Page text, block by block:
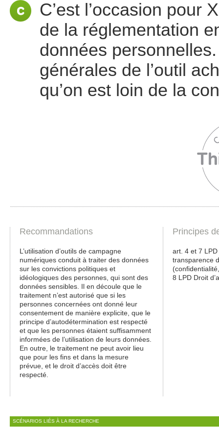
C’est l’occasion pour
de la réglementation
données
générales de l’outil
qu’on est loin de la
Recommandations
L’utilisation d’outils de campagne
numériques conduit à traiter des données
sur les convictions politiques et
idéologiques des personnes, qui sont des
données sensibles. Il en découle que le
traitement n’est autorisé que si les
personnes concernées ont donné leur
consentement de manière explicite, que le
principe d’autodétermination est respecté
et que les personnes étaient suffisamment
informées de l’utilisation de leurs données.
En outre, le traitement ne peut avoir lieu
que pour les fins et dans la mesure
prévue, et le droit d’accès doit être
respecté.
Principes
art. 4 et 7
transparence
8 LPD Droit
SCÉNARIOS LIÉS À LA RECHERCHE